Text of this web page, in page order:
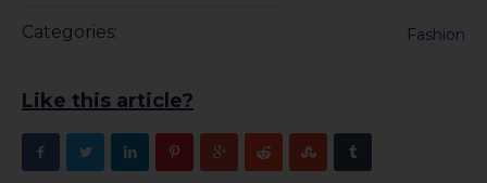
Categories: Fashion
Like this article?